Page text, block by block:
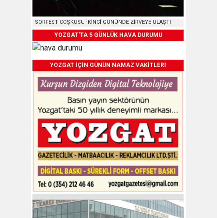
SORFEST COŞKUSU İKİNCİ GÜNÜNDE ZİRVEYE ULAŞTI
YOZGAT'TA 5 GÜNLÜK HAVA DURUMU
YOZGAT İÇİN GÜNÜN NAMAZ VAKİTLERİ